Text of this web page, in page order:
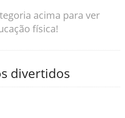
acima para ver
física!
divertidos